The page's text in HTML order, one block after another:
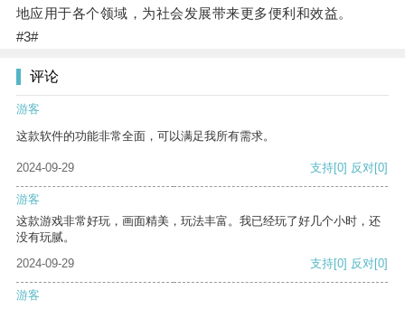
地应用于各个领域，为社会发展带来更多便利和效益。
#3#
评论
游客
这款软件的功能非常全面，可以满足我所有需求。
2024-09-29 支持[0] 反对[0]
游客
这款游戏非常好玩，画面精美，玩法丰富。我已经玩了好几个小时，还
没有玩腻。
2024-09-29
支持[0] 反对[0]
游客